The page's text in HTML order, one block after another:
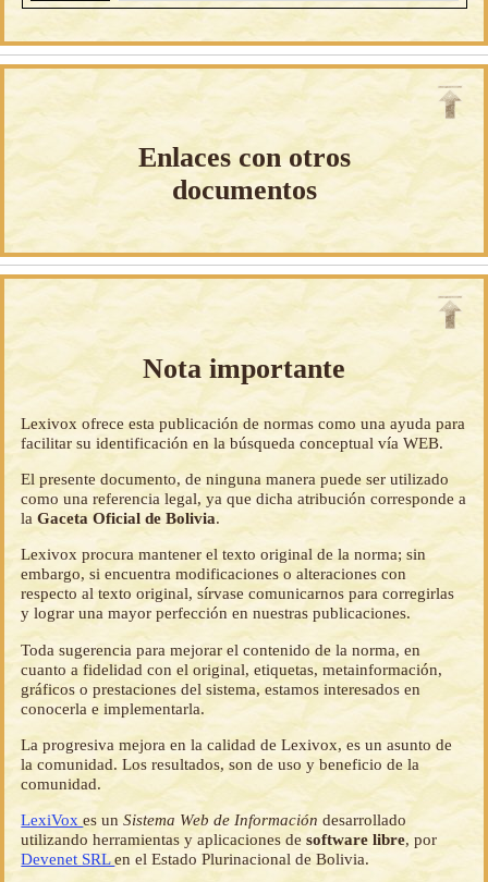
Enlaces con otros
documentos
Nota importante
Lexivox ofrece esta publicación de normas como una ayuda para
facilitar su identificación en la búsqueda conceptual vía WEB.
El presente documento, de ninguna manera puede ser utilizado
como una referencia legal, ya que dicha atribución corresponde a
laGaceta Oficial de Bolivia.
Lexivox procura mantener el texto original de la norma; sin
embargo, si encuentra modificaciones o alteraciones con
respecto al texto original, sírvase comunicarnos para corregirlas
y lograr una mayor perfección en nuestras publicaciones.
Toda sugerencia para mejorar el contenido de la norma, en
cuanto a fidelidad con el original, etiquetas, metainformación,
gráficos o prestaciones del sistema, estamos interesados en
conocerla e implementarla.
La progresiva mejora en la calidad de Lexivox, es un asunto de
la comunidad. Los resultados, son de uso y beneficio de la
comunidad.
LexiVoxes unSistema Web de Información desarrollado
utilizando herramientas y aplicaciones desoftware libre, por
Devenet SRLen el Estado Plurinacional de Bolivia.